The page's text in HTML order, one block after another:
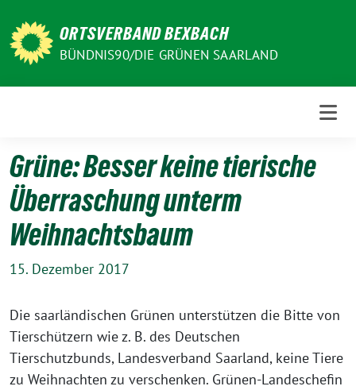
zum
Inhalt
ORTSVERBAND BEXBACH
BÜNDNIS90/DIE GRÜNEN SAARLAND
Grüne: Besser keine tierische
Überraschung unterm
Weihnachtsbaum
15. Dezember 2017
Die saarländischen Grünen unterstützen die Bitte von
Tierschützern wie z. B. des Deutschen
Tierschutzbunds, Landesverband Saarland, keine Tiere
zu Weihnachten zu verschenken. Grünen-Landeschefin